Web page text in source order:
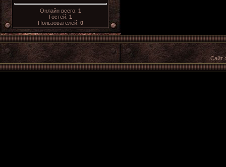
Онлайн всего: 1
Гостей: 1
Пользователей: 0
Сайт